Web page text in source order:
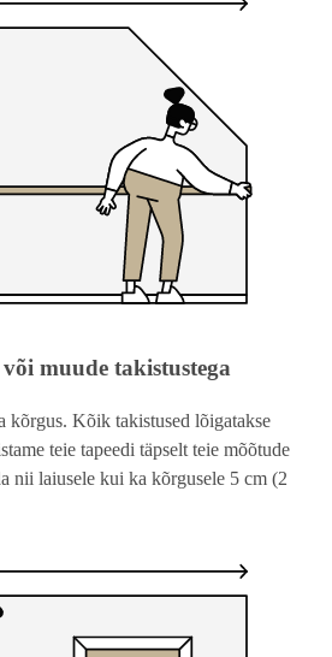
muude takistustega
kõrgus. Kõik takistused lõigatakse
teie tapeedi täpselt teie mõõtude
nii laiusele kui ka kõrgusele 5 cm (2